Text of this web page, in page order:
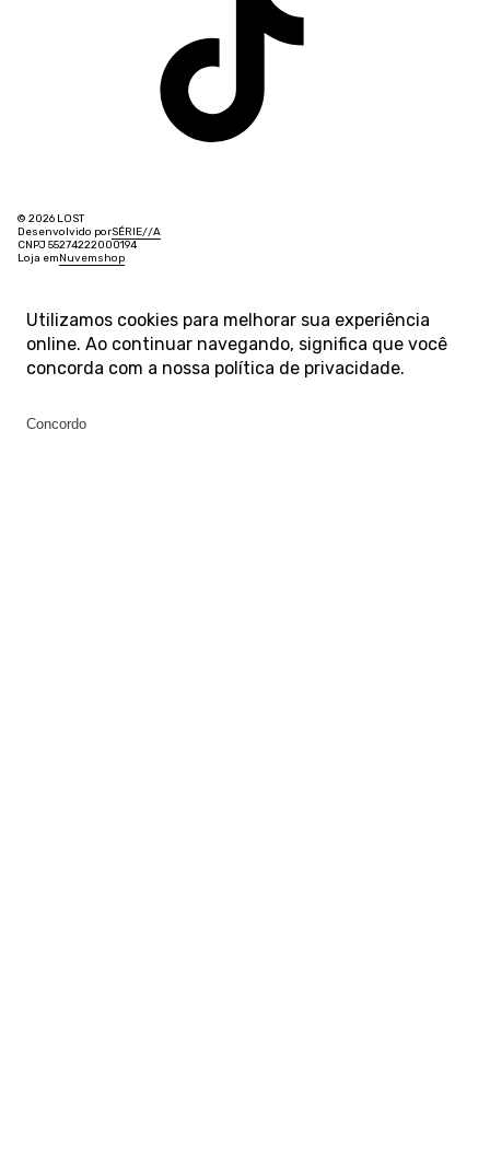
© 2026 LOST
Desenvolvido porSÉRIE//A
CNPJ 55274222000194
Loja em Nuvemshop
Utilizamos cookies para melhorar sua experiência
online. Ao continuar navegando, significa que você
concorda com a nossa política de privacidade.
Concordo